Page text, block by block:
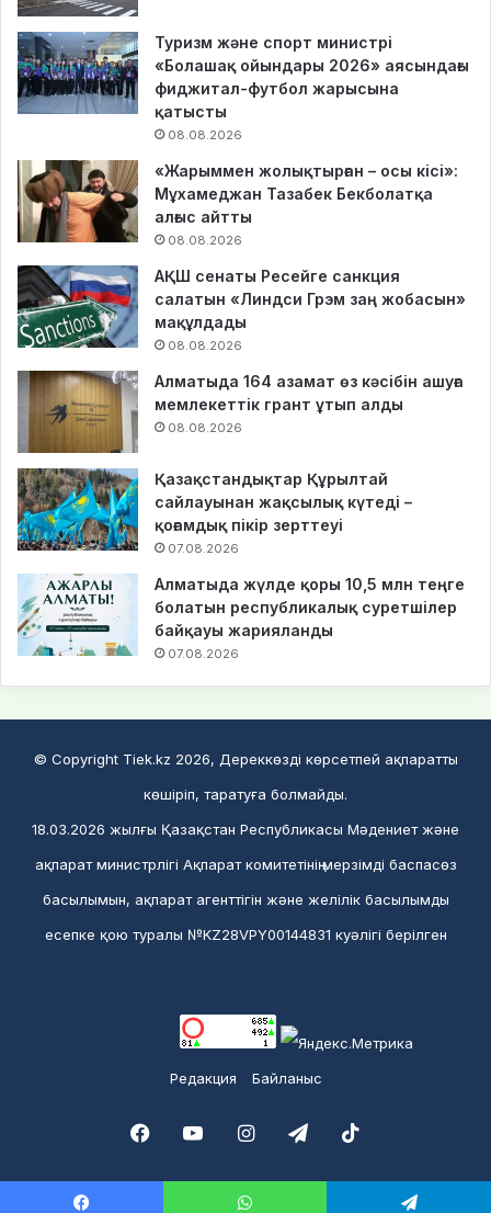
Туризм және спорт министрі
«Болашақ ойындары 2026» аясындағы
фиджитал-футбол жарысына
қатысты
08.08.2026
«Жарыммен жолықтырған – осы кісі»:
Мұхамеджан Тазабек Бекболатқа
алғыс айтты
08.08.2026
АҚШ сенаты Ресейге санкция
салатын «Линдси Грэм заң жобасын»
мақұлдады
08.08.2026
Алматыда 164 азамат өз кәсібін ашуға
мемлекеттік грант ұтып алды
08.08.2026
Қазақстандықтар Құрылтай
сайлауынан жақсылық күтеді –
қоғамдық пікір зерттеуі
07.08.2026
Алматыда жүлде қоры 10,5 млн теңге
болатын республикалық суретшілер
байқауы жарияланды
07.08.2026
© Copyright Tiek.kz 2026, Дереккөзді көрсетпей ақпаратты
көшіріп, таратуға болмайды.
18.03.2026 жылғы Қазақстан Республикасы Мәдениет және
ақпарат министрлігі Ақпарат комитетінің мерзімді баспасөз
басылымын, ақпарат агенттігін және желілік басылымды
есепке қою туралы №KZ28VPY00144831 куәлігі берілген
Редакция Байланыс
FacebookYouTubeInstagramTelegram